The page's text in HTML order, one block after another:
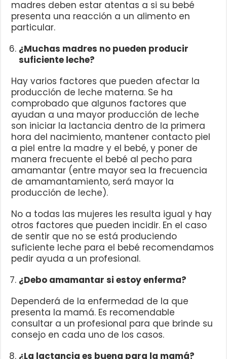
madres deben estar atentas a si su bebé
presenta una reacción a un alimento en
particular.
¿Muchas madres no pueden producir
suficiente leche?
Hay varios factores que pueden afectar la
producción de leche materna. Se ha
comprobado que algunos factores que
ayudan a una mayor producción de leche
son iniciar la lactancia dentro de la primera
hora del nacimiento, mantener contacto piel
a piel entre la madre y el bebé, y poner de
manera frecuente el bebé al pecho para
amamantar (entre mayor sea la frecuencia
de amamantamiento, será mayor la
producción de leche).
No a todas las mujeres les resulta igual y hay
otros factores que pueden incidir. En el caso
de sentir que no se está produciendo
suficiente leche para el bebé recomendamos
pedir ayuda a un profesional.
¿Debo amamantar si estoy enferma?
Dependerá de la enfermedad de la que
presenta la mamá. Es recomendable
consultar a un profesional para que brinde su
consejo en cada uno de los casos.
¿La lactancia es buena para la mamá?